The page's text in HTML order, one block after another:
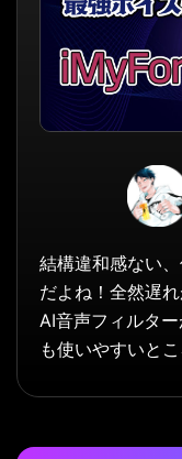
結構違和感ない
だよね！全然遅
AI音声フィルタ
も使いやすいと